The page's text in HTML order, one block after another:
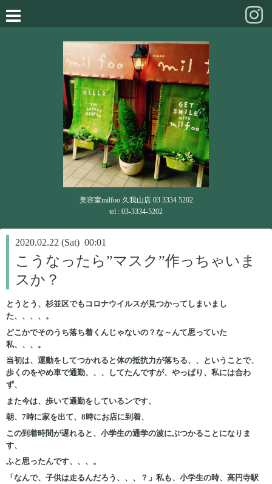
美容室milfoo 久我山店 03 3334 5202
tel : 03-3334-5202
2020.02.22 (Sat) 00:01
こうなったら”マスク”作っちゃいま
スか？
とうとう、杉並区でもコロナウイルスが見つかってしまいまし
た、、、、。
どこかでそのうち落ち着くんじゃないの？な～んて思っていた
私、、、。
当初は、運動をしてつかれると体の抵抗力が落ちる、、ということで、
歩くのをやめ車で通勤、、、してたんですが、やっぱり、私には合わ
ず、
また今は、歩いて通勤をしているンです、
朝、7時に家を出て、8時にお店に到着、
この到着時間が遅れると、小学生の通学の波にぶつかることになりま
す、
ふと思ったんです、、、。
「なんで、子供は走るんだろう、、、？」 私も、小学生の時、高円寺駅